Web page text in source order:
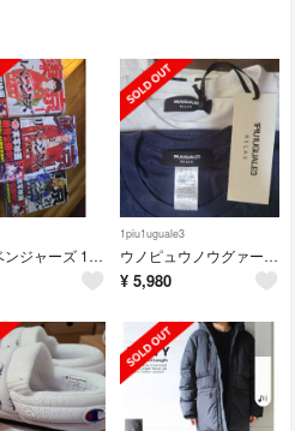
東京リベンジャーズ 1巻～25巻
1piu1uguale3
ウノピュウノウグァーレトレ
¥ 5,980